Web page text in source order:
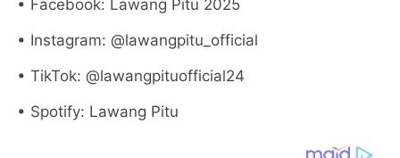
• Facebook: Lawang Pitu 2025
• Instagram: @lawangpitu_official
• TikTok: @lawangpituofficial24
• Spotify: Lawang Pitu